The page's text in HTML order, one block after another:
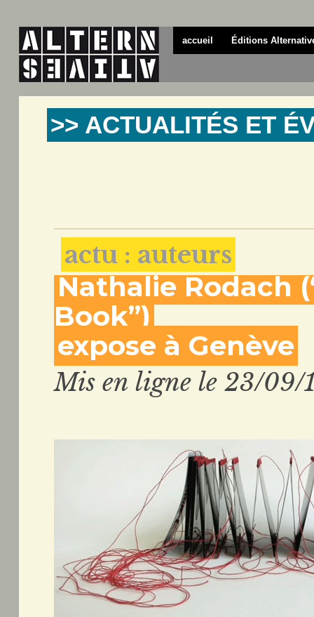
accueil Éditions
>> ACTUALITÉS ET
actu : auteurs
Nathalie Rodach
Book”)
expose à Genève
Mis en ligne le 23/09/